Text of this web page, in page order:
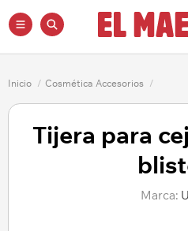
Inicio / Cosmética Accesorios /
Tijera para
Marca: